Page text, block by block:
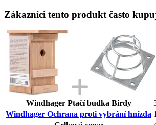
Zákazníci tento produkt často
Windhager Ptačí budka Birdy
Windhager Ochrana proti vybrání hnízda